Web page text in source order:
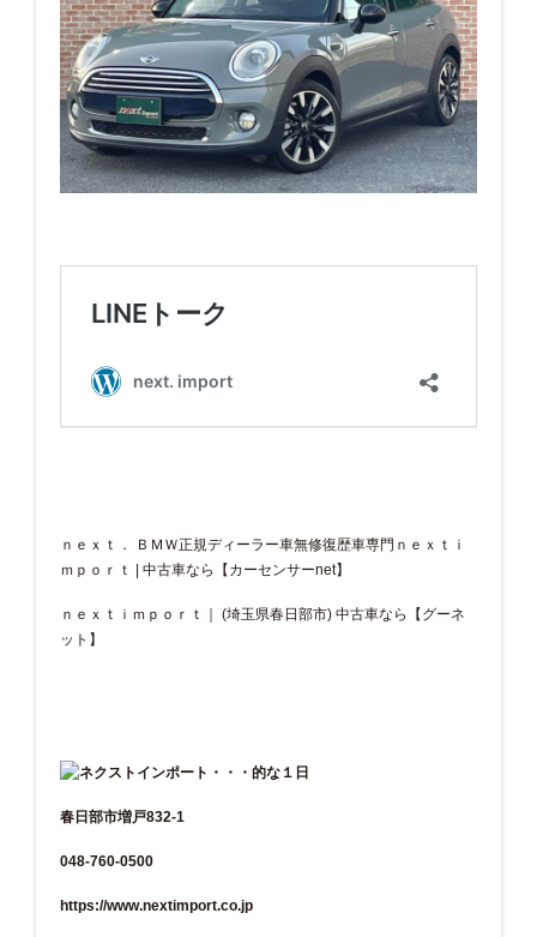
ｎｅｘｔ． ＢＭＷ正規ディーラー車無修復歴車専門ｎｅｘｔｉ
ｍｐｏｒｔ | 中古車なら【カーセンサーnet】
ｎｅｘｔｉｍｐｏｒｔ｜ (埼玉県春日部市) 中古車なら【グーネ
ット】
春日部市増戸832-1
048-760-0500
https://www.nextimport.co.jp